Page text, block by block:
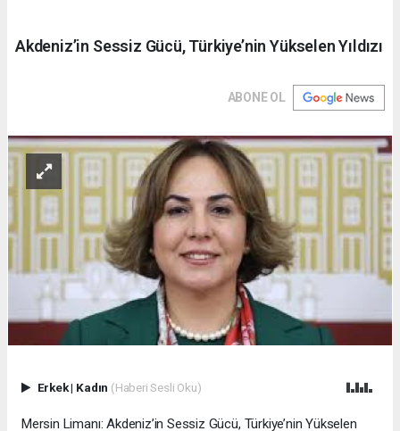
Akdeniz’in Sessiz Gücü, Türkiye’nin Yükselen Yıldızı
ABONE OL
Erkek| Kadın (Haberi Sesli Oku)
Mersin Limanı: Akdeniz’in Sessiz Gücü, Türkiye’nin Yükselen